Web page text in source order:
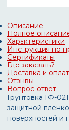
Описание
Полное
Характеристики
Инструкция по
Сертификаты
Где заказать?
Доставка и
Отзывы
Вопрос-ответ
Грунтовка ГФ-
защитной
поверхностей и